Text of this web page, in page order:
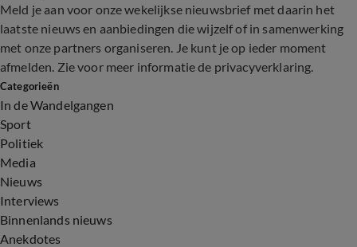
Meld je aan voor onze wekelijkse nieuwsbrief met daarin het
laatste nieuws en aanbiedingen die wijzelf of in samenwerking
met onze partners organiseren. Je kunt je op ieder moment
afmelden. Zie voor meer informatie de privacyverklaring.
Categorieën
In de Wandelgangen
Sport
Politiek
Media
Nieuws
Interviews
Binnenlands nieuws
Anekdotes